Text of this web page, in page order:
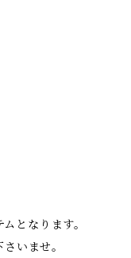
となります。
いませ。